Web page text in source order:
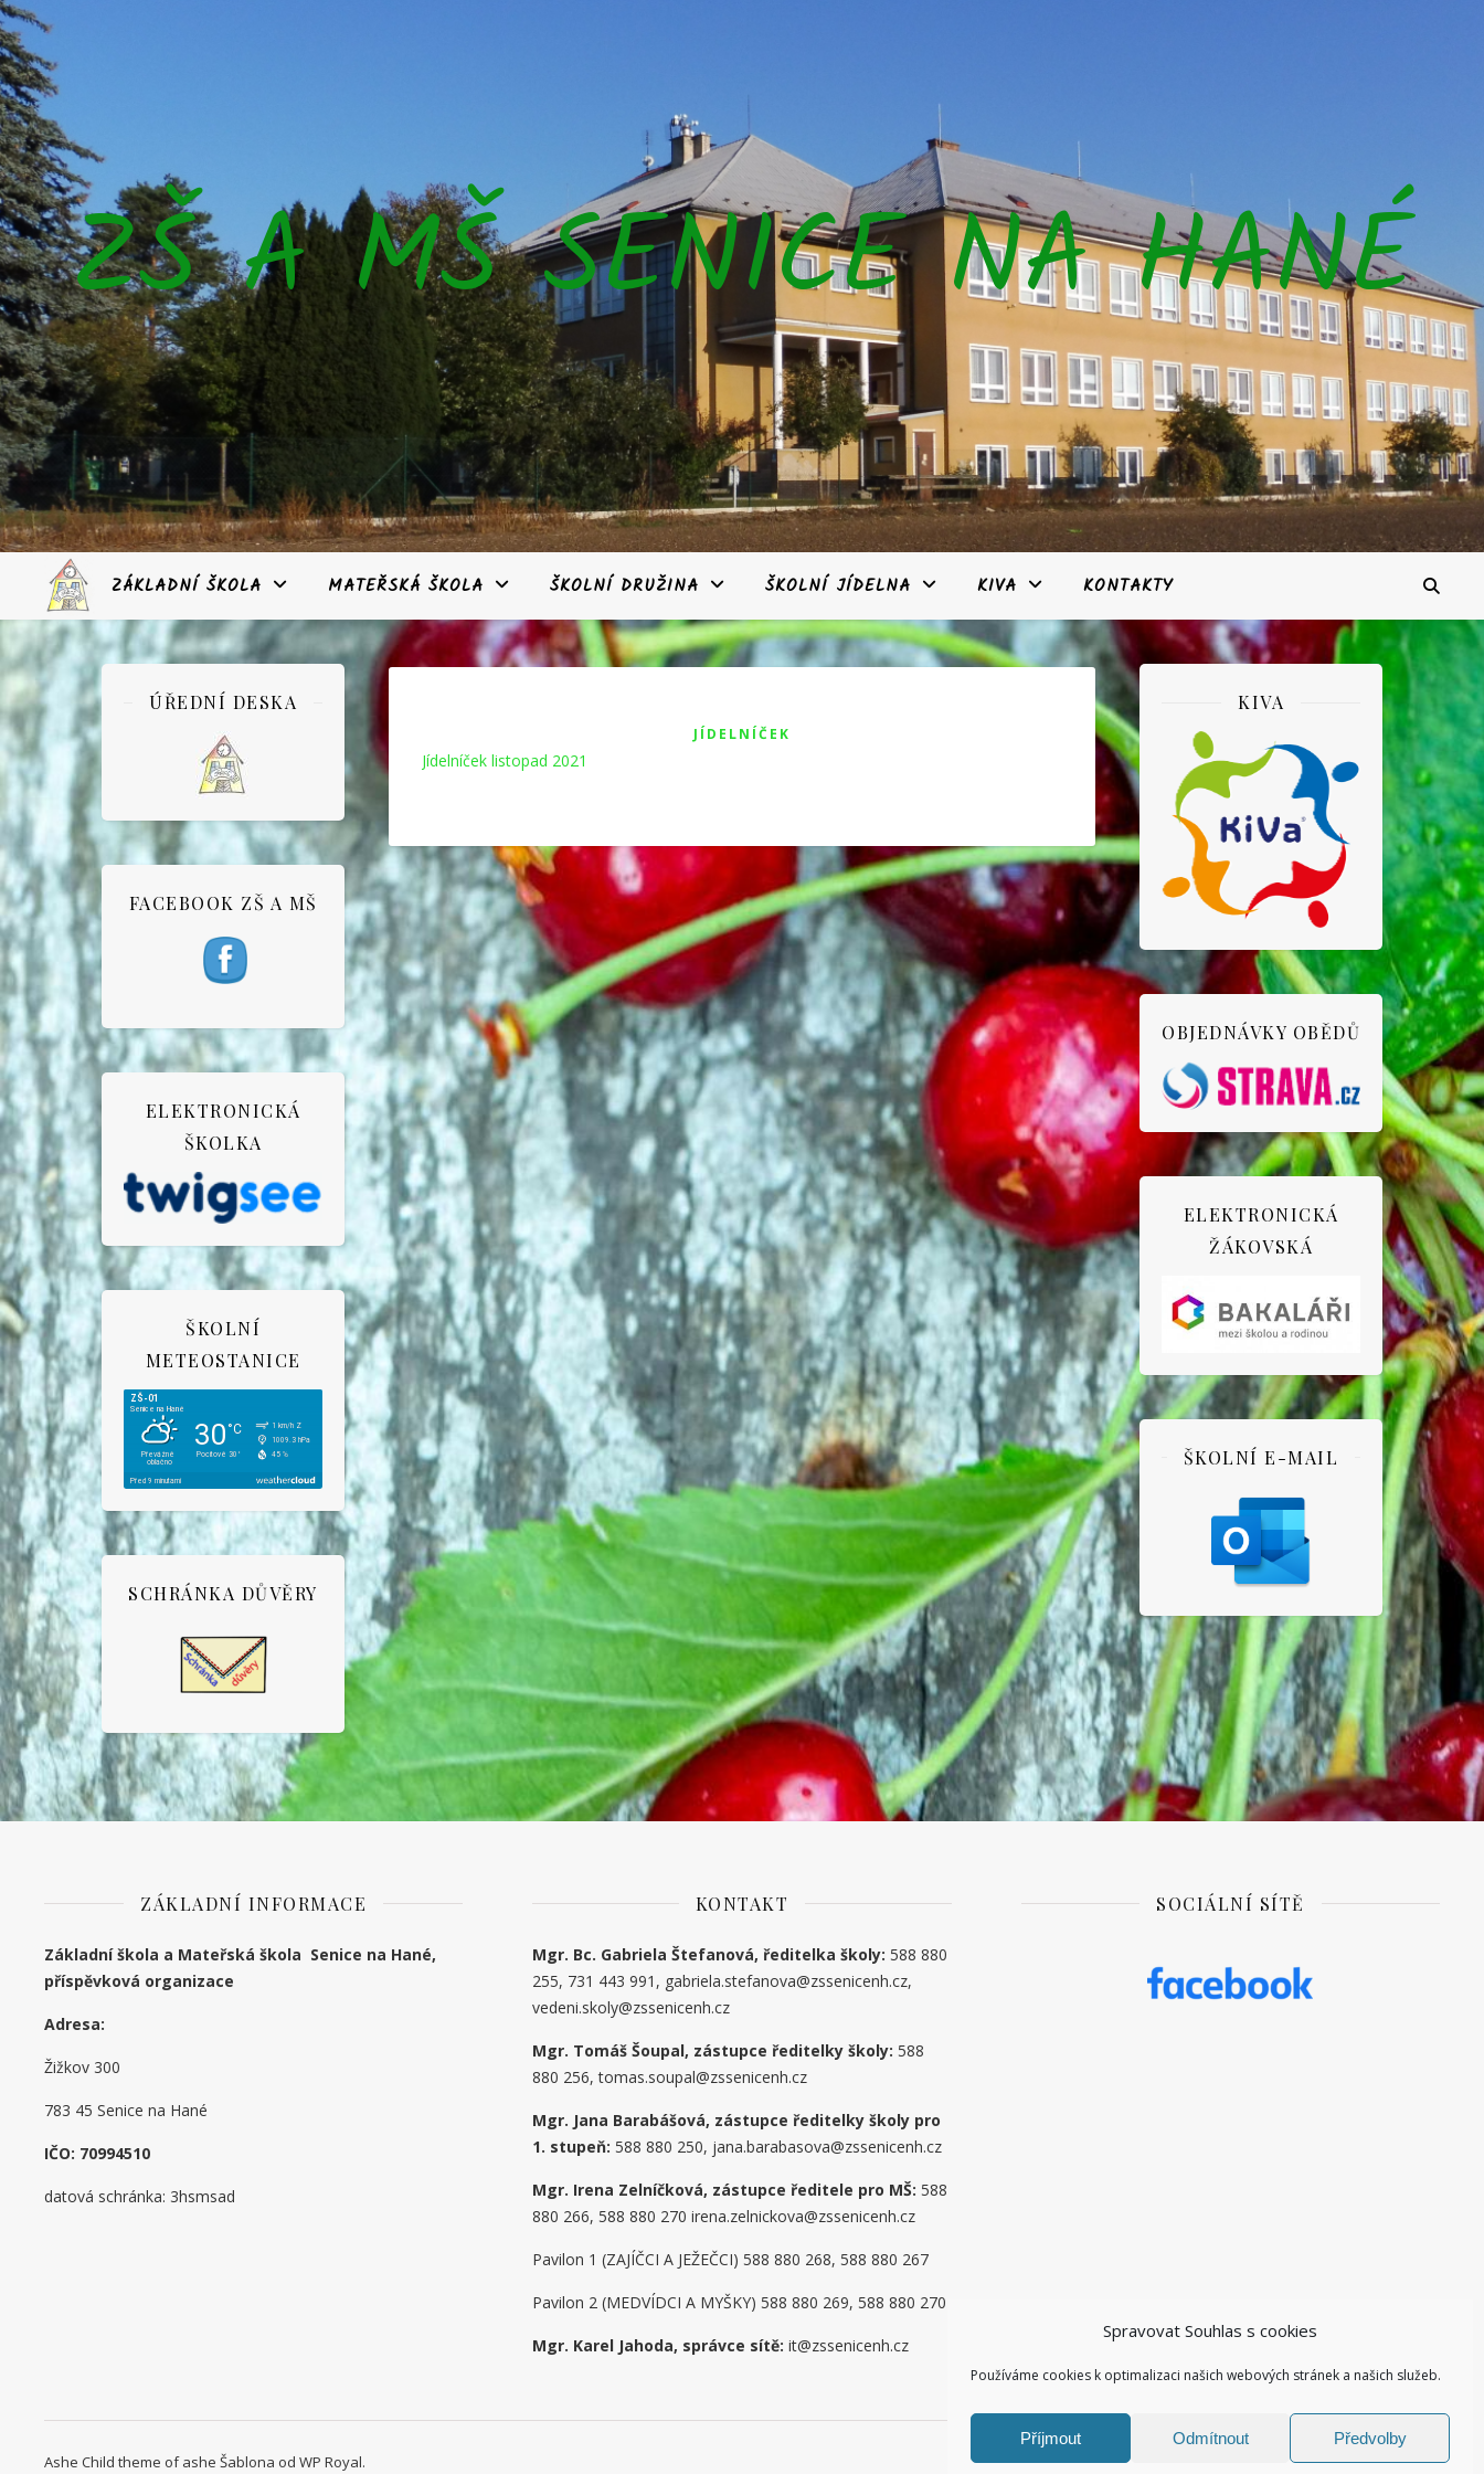
Spravovat Souhlas s cookies
Používáme cookies k optimalizaci našich webových stránek a našich služeb.
Příjmout Odmítnout Předvolby
ZŠ A MŠ SENICE NA HANÉ
ZÁKLADNÍ ŠKOLA MATEŘSKÁ ŠKOLA ŠKOLNÍ DRUŽINA ŠKOLNÍ JÍDELNA KIVA KONTAKTY
ÚŘEDNÍ DESKA
FACEBOOK ZŠ A MŠ
ELEKTRONICKÁ
ŠKOLKA
ŠKOLNÍ
METEOSTANICE
SCHRÁNKA DŮVĚRY
JÍDELNÍČEK
Jídelníček listopad 2021
KIVA
OBJEDNÁVKY OBĚDŮ
ELEKTRONICKÁ
ŽÁKOVSKÁ
ŠKOLNÍ E-MAIL
ZÁKLADNÍ INFORMACE
Základní škola a Mateřská škola Senice na Hané,
příspěvková organizace
Adresa:
Žižkov 300
783 45 Senice na Hané
IČO: 70994510
datová schránka: 3hsmsad
KONTAKT
Mgr. Bc. Gabriela Štefanová, ředitelka školy: 588 880
255, 731 443 991, gabriela.stefanova@zssenicenh.cz,
vedeni.skoly@zssenicenh.cz
Mgr. Tomáš Šoupal, zástupce ředitelky školy: 588
880 256, tomas.soupal@zssenicenh.cz
Mgr. Jana Barabášová, zástupce ředitelky školy pro
1. stupeň: 588 880 250, jana.barabasova@zssenicenh.cz
Mgr. Irena Zelníčková, zástupce ředitele pro MŠ:588
880 266, 588 880 270 irena.zelnickova@zssenicenh.cz
Pavilon 1 (ZAJÍČCI A JEŽEČCI) 588 880 268, 588 880 267
Pavilon 2 (MEDVÍDCI A MYŠKY) 588 880 269, 588 880 270
Mgr. Karel Jahoda, správce sítě: it@zssenicenh.cz
SOCIÁLNÍ SÍTĚ
Facebook ZŠ I Kontakty I
Ashe Child theme of ashe Šablona od WP Royal.